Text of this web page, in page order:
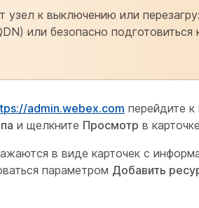
узел к выключению или
или безопасно подготовиться
admin.webex.com перейдите
и щелкните Просмотр в карточке
в виде карточек с
параметром Добавить